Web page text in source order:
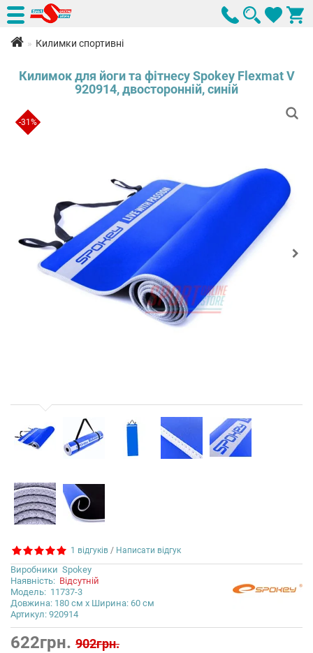
Килимки спортивні
Килимок для йоги та фітнесу Spokey Flexmat V
920914, двосторонній, синій
-31%
1 відгуків / Написати відгук
Виробники Spokey
Наявність: Відсутній
Модель: 11737-3
Довжина: 180 см x Ширина: 60 см
Артикул: 920914
622грн. 902грн.